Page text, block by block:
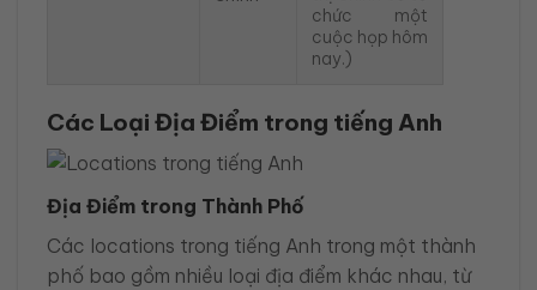
chức một
cuộc họp hôm
nay.)
Các Loại Địa Điểm trong tiếng Anh
Địa Điểm trong Thành Phố
Các locations trong tiếng Anh trong một thành
phố bao gồm nhiều loại địa điểm khác nhau, từ